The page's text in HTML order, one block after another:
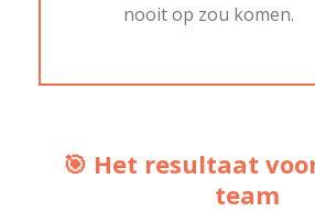
nooit op zou komen.
🎯 Het resultaat
team